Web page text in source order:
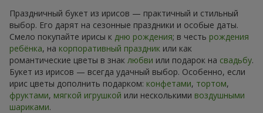
Праздничный букет из ирисов — практичный и стильный
выбор. Его дарят на сезонные праздники и особые даты.
Смело покупайте ирисы к дню рождения; в честь рождения
ребёнка, на корпоративный праздник или как
романтические цветы в знак любви или подарок на свадьбу.
Букет из ирисов — всегда удачный выбор. Особенно, если
ирис цветы дополнить подарком: конфетами, тортом,
фруктами, мягкой игрушкой или несколькими воздушными
шариками.